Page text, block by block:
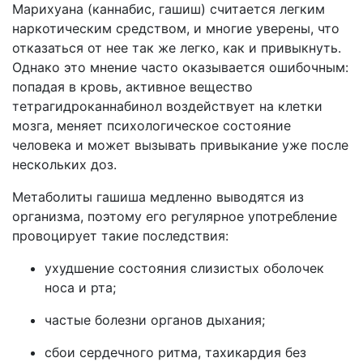
Марихуана (каннабис, гашиш) считается легким
наркотическим средством, и многие уверены, что
отказаться от нее так же легко, как и привыкнуть.
Однако это мнение часто оказывается ошибочным:
попадая в кровь, активное вещество
тетрагидроканнабинол воздействует на клетки
мозга, меняет психологическое состояние
человека и может вызывать привыкание уже после
нескольких доз.
Метаболиты гашиша медленно выводятся из
организма, поэтому его регулярное употребление
провоцирует такие последствия:
ухудшение состояния слизистых оболочек
носа и рта;
частые болезни органов дыхания;
сбои сердечного ритма, тахикардия без